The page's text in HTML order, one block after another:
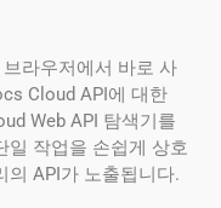
라우저에서 바로 사
Cloud API에 대한
Web API 탐색기를
일 작업을 손쉽게 상호
의 API가 노출됩니다.